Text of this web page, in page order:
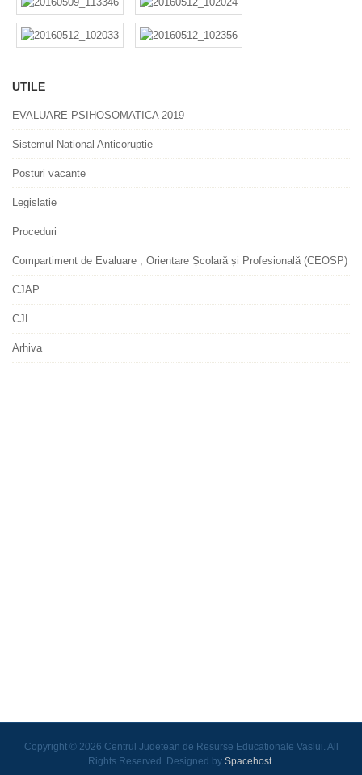
UTILE
EVALUARE PSIHOSOMATICA 2019
Sistemul National Anticoruptie
Posturi vacante
Legislatie
Proceduri
Compartiment de Evaluare , Orientare Școlară și Profesională (CEOSP)
CJAP
CJL
Arhiva
Copyright © 2026 Centrul Judetean de Resurse Educationale Vaslui. All
Rights Reserved. Designed by Spacehost